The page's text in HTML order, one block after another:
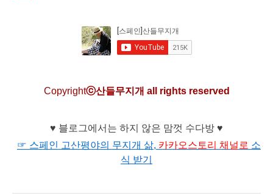
Copyrightⓒ산들무지개 all rights reserved
♥ 블로그에서는 하지 않은 맘껏 수다방 ♥
☞ 스페인 고산평야의 무지개 삶, 카카오스토리 채널로 소
식 받기